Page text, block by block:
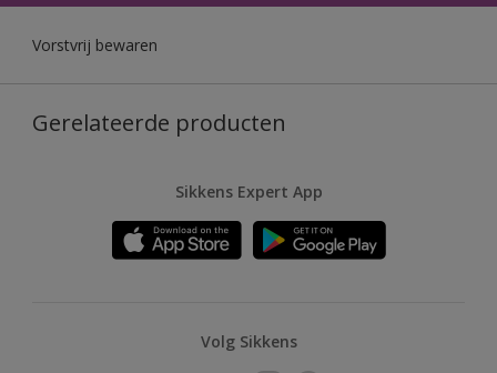
Vorstvrij bewaren
Gerelateerde producten
Sikkens Expert App
Volg Sikkens